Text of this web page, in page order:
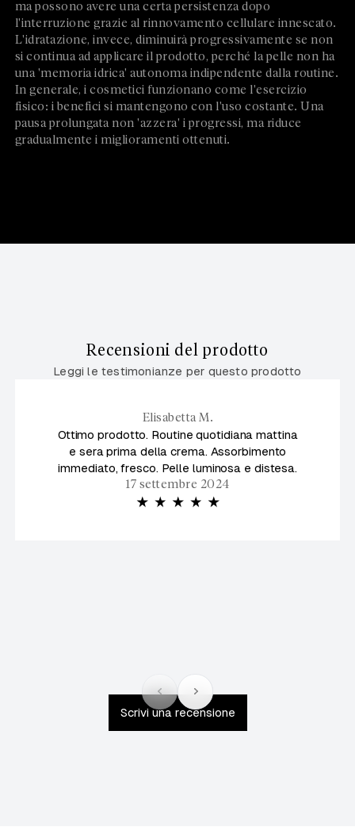
ma possono avere una certa persistenza dopo
l'interruzione grazie al rinnovamento cellulare innescato.
L'idratazione, invece, diminuirà progressivamente se non
si continua ad applicare il prodotto, perché la pelle non ha
una 'memoria idrica' autonoma indipendente dalla routine.
In generale, i cosmetici funzionano come l'esercizio
fisico: i benefici si mantengono con l'uso costante. Una
pausa prolungata non 'azzera' i progressi, ma riduce
gradualmente i miglioramenti ottenuti.
Recensioni del prodotto
Leggi le testimonianze per questo prodotto
Elisabetta M.
Ottimo prodotto. Routine quotidiana mattina
e sera prima della crema. Assorbimento
immediato, fresco. Pelle luminosa e distesa.
17 settembre 2024
Scrivi una recensione